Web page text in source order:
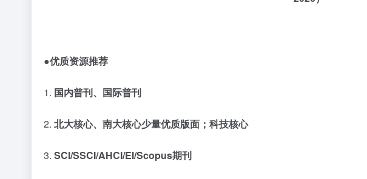
●优质资源推荐
1. 国内普刊、国际普刊
2. 北大核心、南大核心少量优质版面；科技核心
3. SCI/SSCI/AHCI/EI/Scopus期刊